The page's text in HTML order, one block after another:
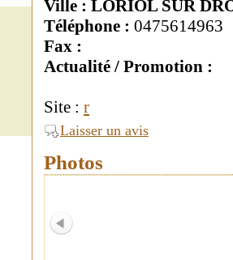
Ville : LORIOL SUR
Téléphone : 0475614963
Fax :
Actualité / Promotion :
Site : r
Laisser un avis
Photos